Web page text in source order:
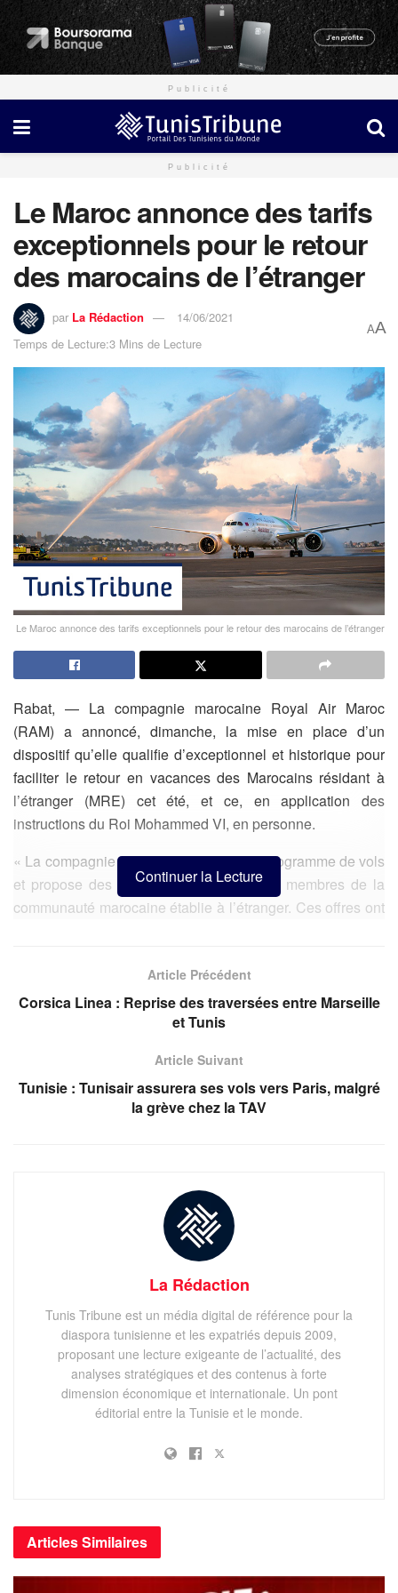
Publicité
Publicité
Le Maroc annonce des tarifs
exceptionnels pour le retour
des marocains de l’étranger
par La Rédaction
14/06/2021
Temps de Lecture:3 Mins de Lecture
AA
Le Maroc annonce des tarifs exceptionnels pour le retour des marocains de l’étranger
Rabat, — La compagnie marocaine Royal Air Maroc
(RAM) a annoncé, dimanche, la mise en place d’un
dispositif qu’elle qualifie d’exceptionnel et historique pour
faciliter le retour en vacances des Marocains résidant à
l’étranger (MRE) cet été, et ce, en application des
instructions du Roi Mohammed VI, en personne.
« La compagnie nationale renforce son programme de vols
et propose des prix très accessibles aux membres de la
communauté marocaine établie à l’étranger. Ces offres ont
nombre de membres de la famille », indique RAM dans un
communiqué.
Ainsi, au départ de toutes les destinations européennes
Continuer la Lecture
Article Précédent
Corsica Linea : Reprise des traversées entre Marseille
et Tunis
Article Suivant
Tunisie : Tunisair assurera ses vols vers Paris, malgré
la grève chez la TAV
La Rédaction
Tunis Tribune est un média digital de référence pour la
diaspora tunisienne et les expatriés depuis 2009,
proposant une lecture exigeante de l’actualité, des
analyses stratégiques et des contenus à forte
dimension économique et internationale. Un pont
éditorial entre la Tunisie et le monde.
ArticlesSimilaires